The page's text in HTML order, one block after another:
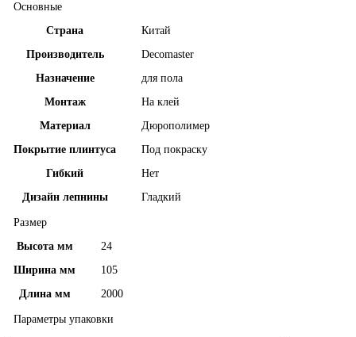
Основные
Страна
Китай
Производитель
Decomaster
Назначение
для пола
Монтаж
На клей
Материал
Дюрополимер
Покрытие плинтуса
Под покраску
Гибкий
Нет
Дизайн лепнины
Гладкий
Размер
Высота мм
24
Ширина мм
105
Длина мм
2000
Параметры упаковки